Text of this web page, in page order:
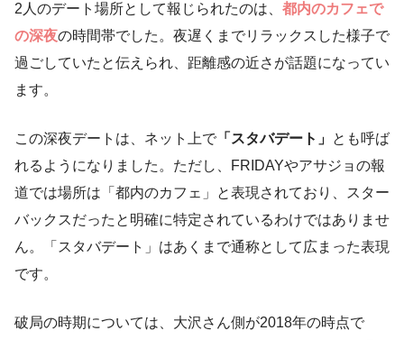
2人のデート場所として報じられたのは、 都内のカフェで
の深夜の時間帯でした。夜遅くまでリラックスした様子で
過ごしていたと伝えられ、距離感の近さが話題になってい
ます。
この深夜デートは、ネット上で 「スタバデート」 とも呼ば
れるようになりました。ただし、FRIDAYやアサジョの報
道では場所は「都内のカフェ」と表現されており、スター
バックスだったと明確に特定されているわけではありませ
ん。「スタバデート」はあくまで通称として広まった表現
です。
破局の時期については、大沢さん側が2018年の時点で